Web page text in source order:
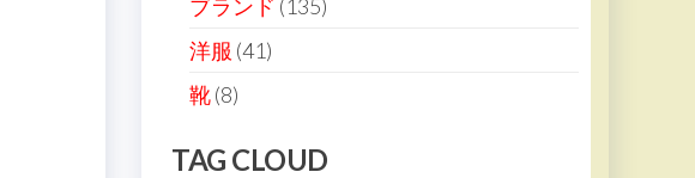
ブランド (135)
洋服 (41)
靴(8)
TAG CLOUD